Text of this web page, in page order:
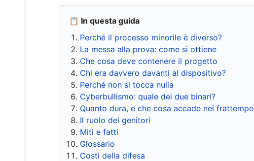
📋 In questa guida
Perché il processo minorile è diverso?
La messa alla prova: come si ottiene
Che cosa deve contenere il progetto
Chi era davvero davanti al dispositivo?
Perché non si tocca nulla
Cyberbullismo: quale dei due binari?
Quanto dura, e che cosa accade nel frattempo
Il ruolo dei genitori
Miti e fatti
Glossario
Costi della difesa